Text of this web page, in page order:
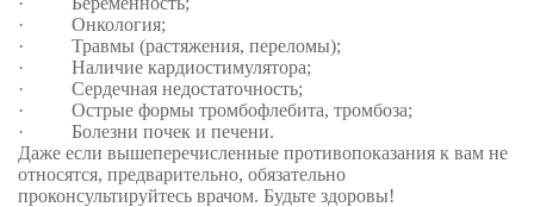
·
Онкология;
·
Травмы (растяжения, переломы);
·
Наличие кардиостимулятора;
·
Сердечная недостаточность;
·
Острые формы тромбофлебита, тромбоза;
·
Болезни почек и печени.
Даже если вышеперечисленные противопоказания к вам не
относятся, предварительно, обязательно
проконсультируйтесь врачом. Будьте здоровы!